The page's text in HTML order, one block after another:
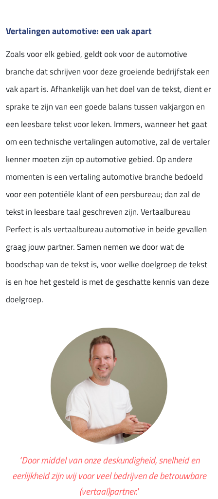
Vertalingen automotive: een vak apart
Zoals voor elk gebied, geldt ook voor de automotive
branche dat schrijven voor deze groeiende bedrijfstak een
vak apart is. Afhankelijk van het doel van de tekst, dient er
sprake te zijn van een goede balans tussen vakjargon en
een leesbare tekst voor leken. Immers, wanneer het gaat
om een technische vertalingen automotive, zal de vertaler
kenner moeten zijn op automotive gebied. Op andere
momenten is een vertaling automotive branche bedoeld
voor een potentiële klant of een persbureau; dan zal de
tekst in leesbare taal geschreven zijn. Vertaalbureau
Perfect is als vertaalbureau automotive in beide gevallen
graag jouw partner. Samen nemen we door wat de
boodschap van de tekst is, voor welke doelgroep de tekst
is en hoe het gesteld is met de geschatte kennis van deze
doelgroep.
"Door middel van onze deskundigheid, snelheid en
eerlijkheid zijn wij voor veel bedrijven de betrouwbare
(vertaal)partner."